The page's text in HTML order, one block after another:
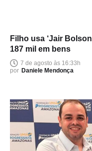
Filho usa ‘Jair
187 mil em bens
7 de agosto às 16:33h
por Daniele Mendonça